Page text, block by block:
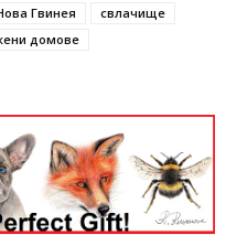
Гвинея
свлачище
домове